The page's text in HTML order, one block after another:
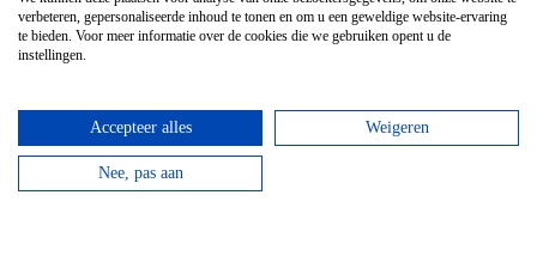
Vanaf€21,95
Kanovaren moet je echt doen in de Ardennen! Boek
verbeteren, gepersonaliseerde inhoud te tonen en om u een geweldige website-ervaring
te bieden. Voor meer informatie over de cookies die we gebruiken opent u de
instellingen.
Accepteer alles Weigeren
Nee, pas aan